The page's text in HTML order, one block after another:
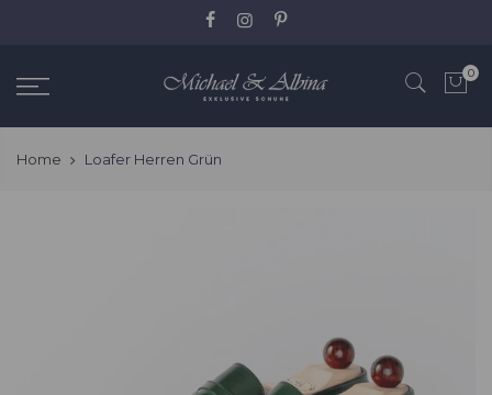
0
Home Loafer Herren Grün